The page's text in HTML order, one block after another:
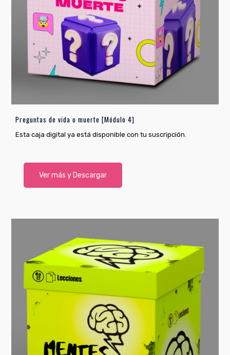
Preguntas de vida o muerte [Módulo 4]
Esta caja digital ya está disponible con tu suscripción.
Ver más y Descargar